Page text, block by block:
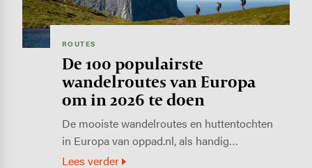
ROUTES
De 100 populairste
wandelroutes van Europa
om in 2026 te doen
De mooiste wandelroutes en huttentochten
in Europa van oppad.nl, als handig…
Lees verder